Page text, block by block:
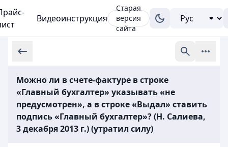
Видеоинструкция
Старая
версия
сайта
Можно ли в счете-фактуре в строке
«Главный бухгалтер» указывать «не
предусмотрен», а в строке «Выдал» ставить
подпись «Главный бухгалтер»? (Н. Салиева,
3 декабря 2013 г.) (утратил силу)